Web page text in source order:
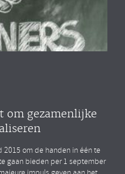
om gezamenlijke
2015 om de handen in één te
gaan bieden per 1 september